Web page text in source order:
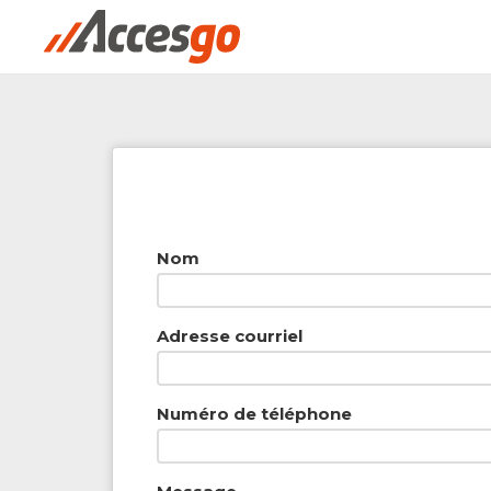
Rechercher à proximité - Entreprise /
Nom
Adresse courriel
Numéro de téléphone